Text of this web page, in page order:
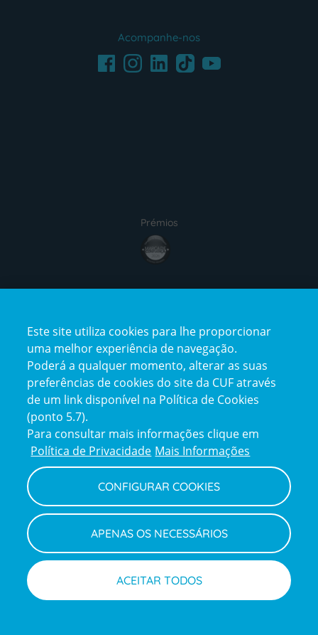
Acompanhe-nos
FacebookInstagramLinkedInTikTokYoutube
Prémios
Reclamações
e
elogios
Policy
Política de Privacidade e Cookies
Termos e Condições
Declaração de Acessibilidade
Canal de Denúncias
Informações legais
Este site utiliza cookies para lhe proporcionar
uma melhor experiência de navegação.
Poderá a qualquer momento, alterar as suas
preferências de cookies do site da CUF através
de um link disponível na Política de Cookies
(ponto 5.7).
Para consultar mais informações clique em
Política de Privacidade Mais Informações
CONFIGURAR COOKIES
APENAS OS NECESSÁRIOS
ACEITAR TODOS